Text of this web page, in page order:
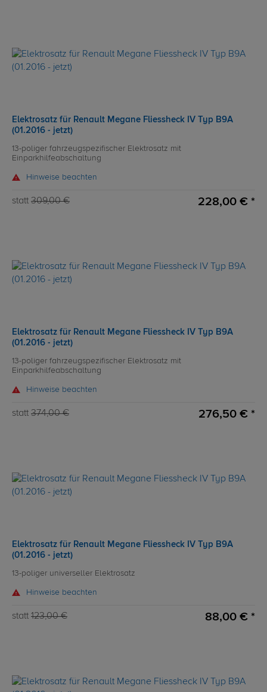
Elektrosatz für Renault Megane Fliessheck IV Typ B9A
(01.2016 - jetzt)
13-poliger fahrzeugspezifischer Elektrosatz mit
Einparkhilfeabschaltung
Hinweise beachten
statt 309,00 € 228,00 € *
Elektrosatz für Renault Megane Fliessheck IV Typ B9A
(01.2016 - jetzt)
13-poliger fahrzeugspezifischer Elektrosatz mit
Einparkhilfeabschaltung
Hinweise beachten
statt 374,00 € 276,50 € *
Elektrosatz für Renault Megane Fliessheck IV Typ B9A
(01.2016 - jetzt)
13-poliger universeller Elektrosatz
Hinweise beachten
statt 123,00 € 88,00 € *